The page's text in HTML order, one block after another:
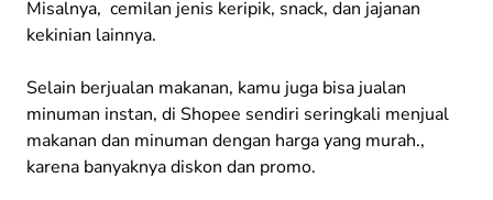
Misalnya, cemilan jenis keripik, snack, dan jajanan
kekinian lainnya.
Selain berjualan makanan, kamu juga bisa jualan
minuman instan, di Shopee sendiri seringkali menjual
makanan dan minuman dengan harga yang murah.,
karena banyaknya diskon dan promo.